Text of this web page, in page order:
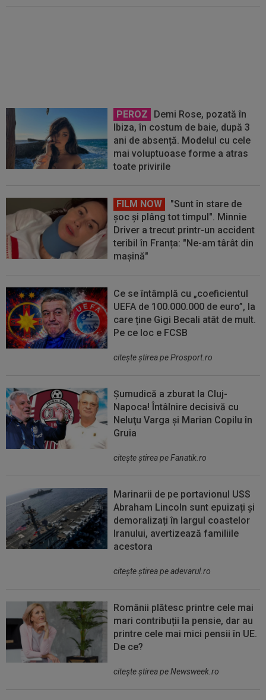
PEROZ
Demi Rose, pozată în
Ibiza, în costum de baie, după 3
ani de absență. Modelul cu cele
mai voluptuoase forme a atras
toate privirile
FILM NOW
"Sunt în stare de
șoc și plâng tot timpul". Minnie
Driver a trecut printr-un accident
teribil în Franța: "Ne-am târât din
mașină"
Ce se întâmplă cu „coeficientul
UEFA de 100.000.000 de euro”, la
care ține Gigi Becali atât de mult.
Pe ce loc e FCSB
citeşte ştirea pe Prosport.ro
Șumudică a zburat la Cluj-
Napoca! Întâlnire decisivă cu
Neluţu Varga şi Marian Copilu în
Gruia
citeşte ştirea pe Fanatik.ro
Marinarii de pe portavionul USS
Abraham Lincoln sunt epuizați și
demoralizați în largul coastelor
Iranului, avertizează familiile
acestora
citeşte ştirea pe adevarul.ro
Românii plătesc printre cele mai
mari contribuții la pensie, dar au
printre cele mai mici pensii în UE.
De ce?
citeşte ştirea pe Newsweek.ro